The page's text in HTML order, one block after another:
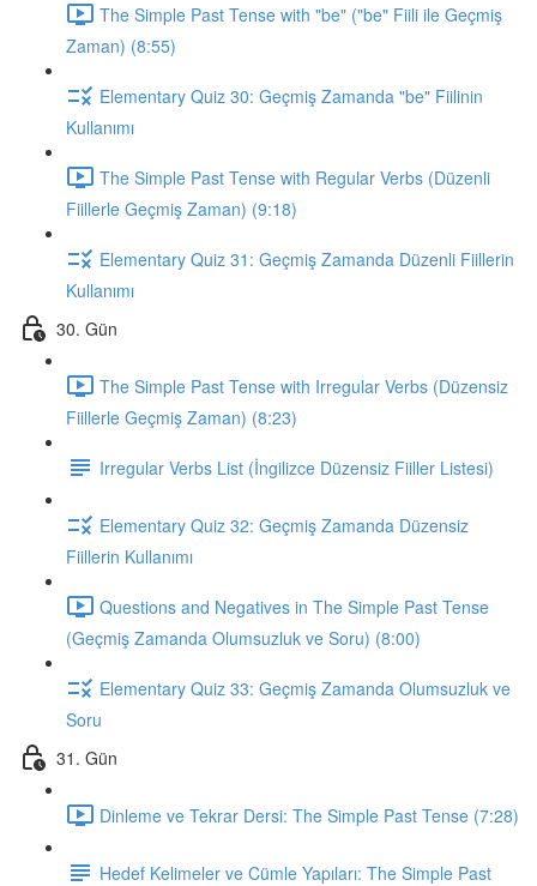
The Simple Past Tense with "be" ("be" Fiili ile Geçmiş
Zaman) (8:55)
Elementary Quiz 30: Geçmiş Zamanda "be" Fiilinin
Kullanımı
The Simple Past Tense with Regular Verbs (Düzenli
Fiillerle Geçmiş Zaman) (9:18)
Elementary Quiz 31: Geçmiş Zamanda Düzenli Fiillerin
Kullanımı
30. Gün
The Simple Past Tense with Irregular Verbs (Düzensiz
Fiillerle Geçmiş Zaman) (8:23)
Irregular Verbs List (İngilizce Düzensiz Fiiller Listesi)
Elementary Quiz 32: Geçmiş Zamanda Düzensiz
Fiillerin Kullanımı
Questions and Negatives in The Simple Past Tense
(Geçmiş Zamanda Olumsuzluk ve Soru) (8:00)
Elementary Quiz 33: Geçmiş Zamanda Olumsuzluk ve
Soru
31. Gün
Dinleme ve Tekrar Dersi: The Simple Past Tense (7:28)
Hedef Kelimeler ve Cümle Yapıları: The Simple Past